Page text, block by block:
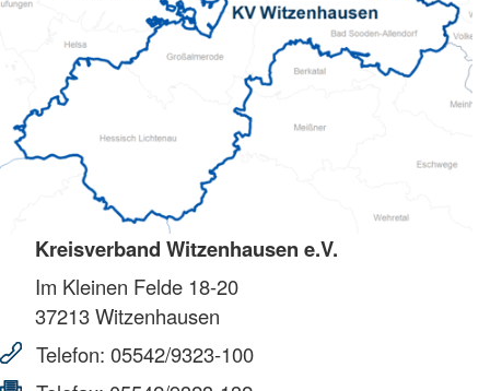
Kreisverband Witzenhausen e.V.
Im Kleinen Felde 18-20
37213Witzenhausen
Telefon: 05542/9323-100